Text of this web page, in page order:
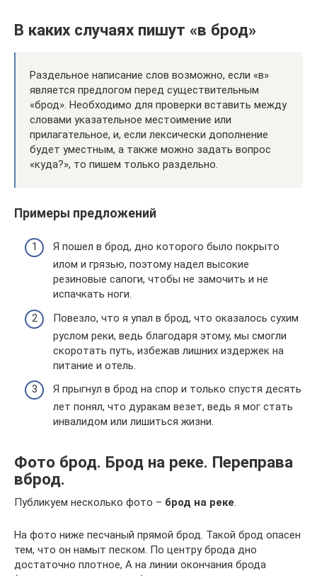
В каких случаях пишут «в брод»
Раздельное написание слов возможно, если «в»
является предлогом перед существительным
«брод». Необходимо для проверки вставить между
словами указательное местоимение или
прилагательное, и, если лексически дополнение
будет уместным, а также можно задать вопрос
«куда?», то пишем только раздельно.
Примеры предложений
Я пошел в брод, дно которого было покрыто
илом и грязью, поэтому надел высокие
резиновые сапоги, чтобы не замочить и не
испачкать ноги.
Повезло, что я упал в брод, что оказалось сухим
руслом реки, ведь благодаря этому, мы смогли
скоротать путь, избежав лишних издержек на
питание и отель.
Я прыгнул в брод на спор и только спустя десять
лет понял, что дуракам везет, ведь я мог стать
инвалидом или лишиться жизни.
Фото брод. Брод на реке. Переправа
вброд.
Публикуем несколько фото – брод на реке.
На фото ниже песчаный прямой брод. Такой брод опасен
тем, что он намыт песком. По центру брода дно
достаточно плотное, А на линии окончания брода